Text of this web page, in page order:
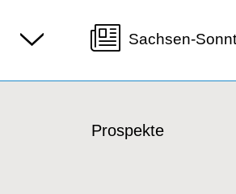
Sachsen-
Prospekte